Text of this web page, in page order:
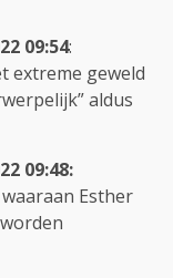
09:54:
extreme geweld
aldus
09:48:
Esther